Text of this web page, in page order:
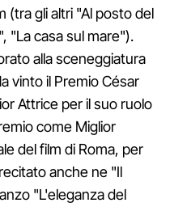
(tra gli altri "Al posto del
"La casa sul mare").
alla sceneggiatura
vinto il Premio César
Attrice per il suo ruolo
come Miglior
del film di Roma, per
anche ne "Il
"L'eleganza del